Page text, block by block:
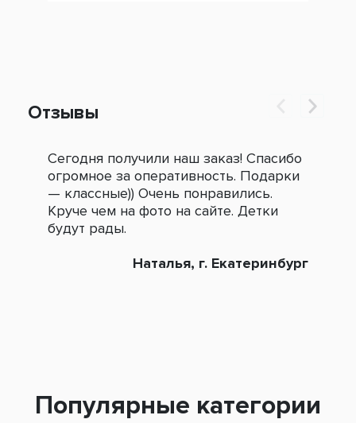
Отзывы
Сегодня получили наш заказ! Спасибо
огромное за оперативность. Подарки
— классные)) Очень понравились.
Круче чем на фото на сайте. Детки
будут рады.
Наталья, г. Екатеринбург
Популярные категории